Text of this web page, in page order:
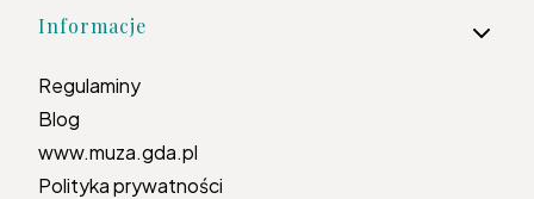
Informacje
Regulaminy
Blog
www.muza.gda.pl
Polityka prywatności